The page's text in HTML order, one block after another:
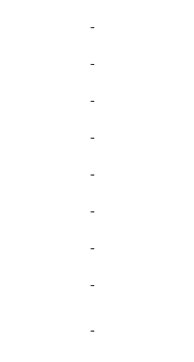
-
-
-
-
-
-
-
-
-